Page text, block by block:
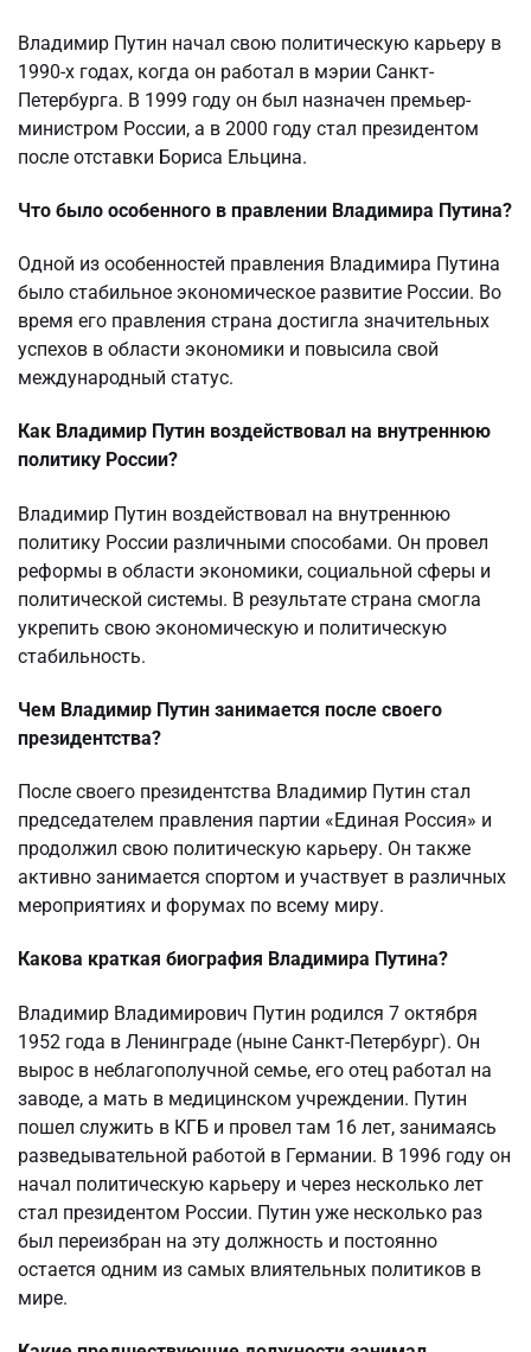
Владимир Путин начал свою политическую карьеру в
1990-х годах, когда он работал в мэрии Санкт-
Петербурга. В 1999 году он был назначен премьер-
министром России, а в 2000 году стал президентом
после отставки Бориса Ельцина.
Что было особенного в правлении Владимира Путина?
Одной из особенностей правления Владимира Путина
было стабильное экономическое развитие России. Во
время его правления страна достигла значительных
успехов в области экономики и повысила свой
международный статус.
Как Владимир Путин воздействовал на внутреннюю
политику России?
Владимир Путин воздействовал на внутреннюю
политику России различными способами. Он провел
реформы в области экономики, социальной сферы и
политической системы. В результате страна смогла
укрепить свою экономическую и политическую
стабильность.
Чем Владимир Путин занимается после своего
президентства?
После своего президентства Владимир Путин стал
председателем правления партии «Единая Россия» и
продолжил свою политическую карьеру. Он также
активно занимается спортом и участвует в различных
мероприятиях и форумах по всему миру.
Какова краткая биография Владимира Путина?
Владимир Владимирович Путин родился 7 октября
1952 года в Ленинграде (ныне Санкт-Петербург). Он
вырос в неблагополучной семье, его отец работал на
заводе, а мать в медицинском учреждении. Путин
пошел служить в КГБ и провел там 16 лет, занимаясь
разведывательной работой в Германии. В 1996 году он
начал политическую карьеру и через несколько лет
стал президентом России. Путин уже несколько раз
был переизбран на эту должность и постоянно
остается одним из самых влиятельных политиков в
мире.